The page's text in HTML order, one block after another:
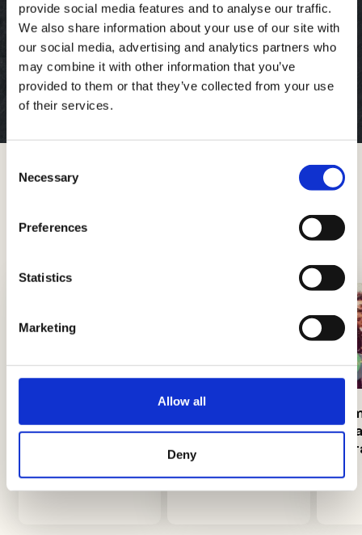
provide social media features and to analyse our traffic.
We also share information about your use of our site with
our social media, advertising and analytics partners who
may combine it with other information that you’ve
provided to them or that they’ve collected from your use
of their services.
Selection
Necessary
Preferences
Statistics
Marketing
Allow all
Deny
Wrap Burger di Pollo con
Coleslaw e Provola
Facile 15min
Novità, approfondimenti e trucchi per diventare
mantecare il
sceglierli,
cucinarli e
conservarli